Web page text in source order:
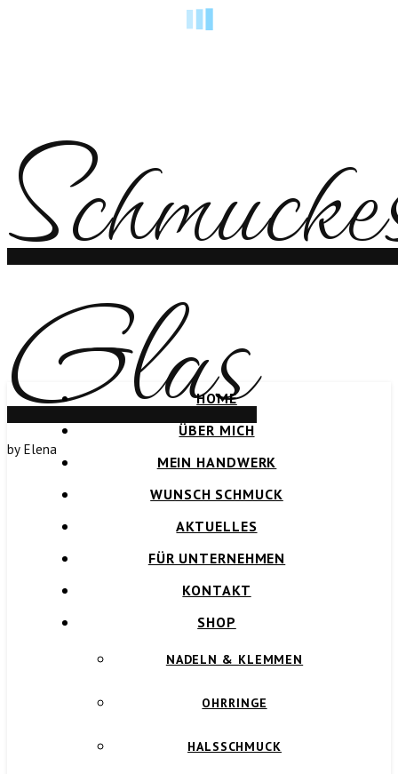
Glas
by Elena
HOME
ÜBER MICH
MEIN HANDWERK
WUNSCH SCHMUCK
AKTUELLES
FÜR UNTERNEHMEN
KONTAKT
SHOP
NADELN & KLEMMEN
OHRRINGE
HALSSCHMUCK